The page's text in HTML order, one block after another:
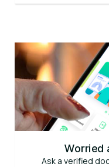
Worried
Ask a verified